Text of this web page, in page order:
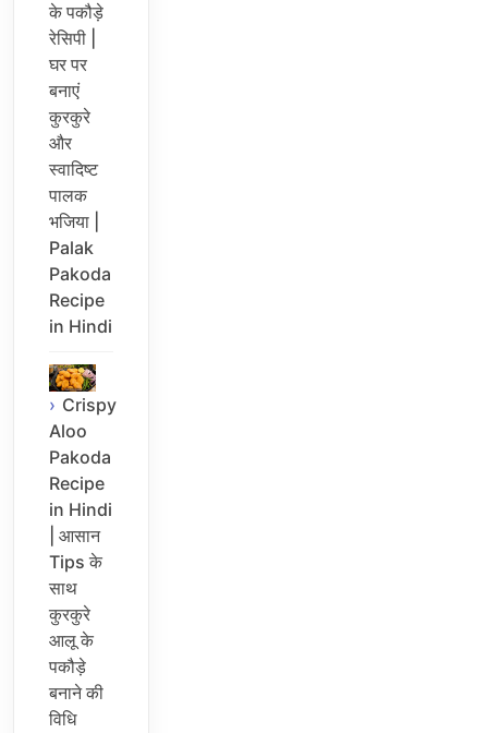
के पकौड़े
रेसिपी |
घर पर
बनाएं
कुरकुरे
और
स्वादिष्ट
पालक
भजिया |
Palak
Pakoda
Recipe
in Hindi
Crispy
Aloo
Pakoda
Recipe
in Hindi
| आसान
Tips के
साथ
कुरकुरे
आलू के
पकौड़े
बनाने की
विधि